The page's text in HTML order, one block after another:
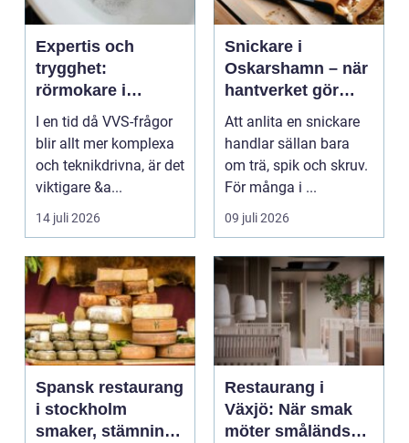
Expertis och
trygghet:
rörmokare i
jämtland
I en tid då VVS-frågor
blir allt mer komplexa
och teknikdrivna, är det
viktigare &a...
14 juli 2026
Snickare i
Oskarshamn – när
hantverket gör
skillnad i vardagen
Att anlita en snickare
handlar sällan bara
om trä, spik och skruv.
För många i ...
09 juli 2026
Spansk restaurang
i stockholm
smaker, stämning
Restaurang i
Växjö: När smak
möter småländsk